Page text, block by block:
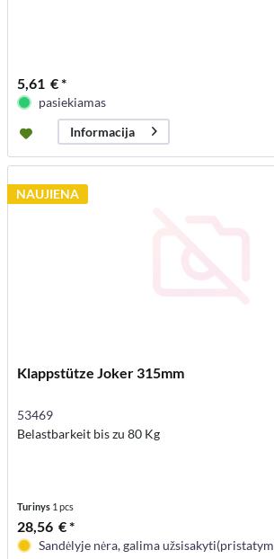
5,61 € *
pasiekiamas
Informacija
NAUJIENA
Klappstütze Joker 315mm
53469
Belastbarkeit bis zu 80 Kg
Turinys 1 pcs
28,56 € *
Sandėlyje nėra, galima